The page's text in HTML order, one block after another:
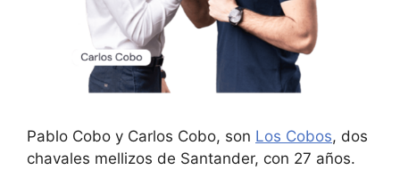
Pablo Cobo y Carlos Cobo, son Los Cobos, dos
chavales mellizos de Santander, con 27 años.